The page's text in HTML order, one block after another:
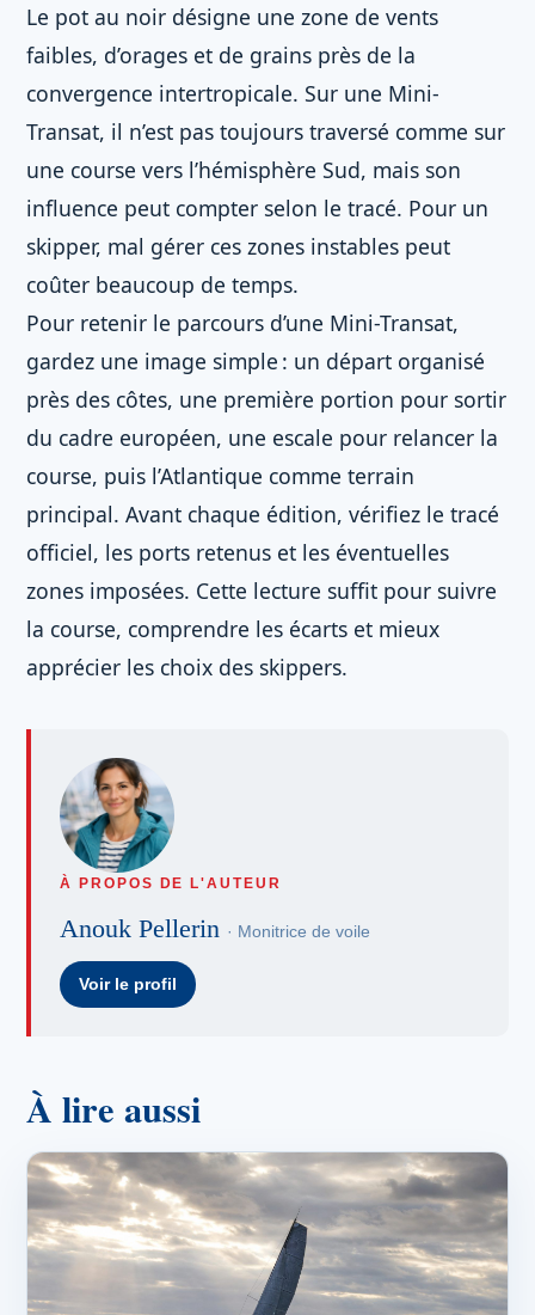
Le pot au noir désigne une zone de vents
faibles, d’orages et de grains près de la
convergence intertropicale. Sur une Mini-
Transat, il n’est pas toujours traversé comme sur
une course vers l’hémisphère Sud, mais son
influence peut compter selon le tracé. Pour un
skipper, mal gérer ces zones instables peut
coûter beaucoup de temps.
Pour retenir le parcours d’une Mini-Transat,
gardez une image simple : un départ organisé
près des côtes, une première portion pour sortir
du cadre européen, une escale pour relancer la
course, puis l’Atlantique comme terrain
principal. Avant chaque édition, vérifiez le tracé
officiel, les ports retenus et les éventuelles
zones imposées. Cette lecture suffit pour suivre
la course, comprendre les écarts et mieux
apprécier les choix des skippers.
À PROPOS DE L'AUTEUR
Anouk Pellerin · Monitrice de voile
Voir le profil
À lire aussi